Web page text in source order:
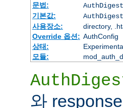
문법:
기본값:
사용장소:
directory,
Override 옵션: AuthConfig
상태:
모듈:
와